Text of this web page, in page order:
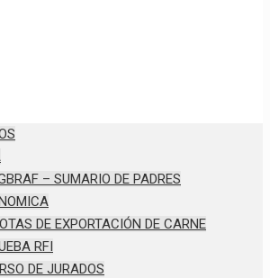
– SUMARIO DE PADRES
DE EXPORTACIÓN DE CARNE
RFI
DE JURADOS